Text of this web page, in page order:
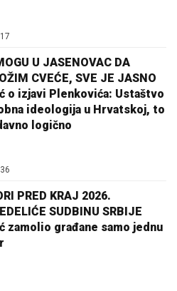
17
U JASENOVAC DA
CVEĆE, SVE JE JASNO
o izjavi Plenkovića: Ustaštvo
ideologija u Hrvatskoj, to
logično
36
PRED KRAJ 2026.
SUDBINU SRBIJE
zamolio građane samo jednu